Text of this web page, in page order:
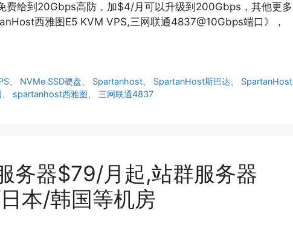
费给到20Gbps高防，加$4/月可以升级到200Gbps，其他更多
西雅图E5 KVM VPS,三网联通4837@10Gbps端口》，
NVMe SSD硬盘 Spartanhost SpartanHost斯巴达
SpartanHost
spartanhost西雅图 三网联通4837
务器$79/月起,站群服务器
本/韩国等机房